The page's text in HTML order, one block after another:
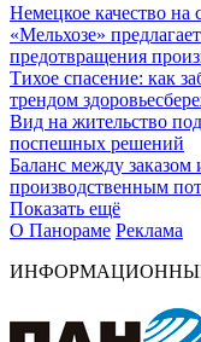
Немецкое качество на
«Мельхозе»
предотвращения
Тихое спасение: как
трендом
Вид на жительство
поспешных решений
Баланс между
производственным
Показать ещё
О Панораме Реклама